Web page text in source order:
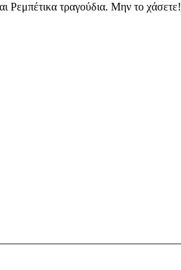
Ρεμπέτικα τραγούδια. Μην το χάσετε!